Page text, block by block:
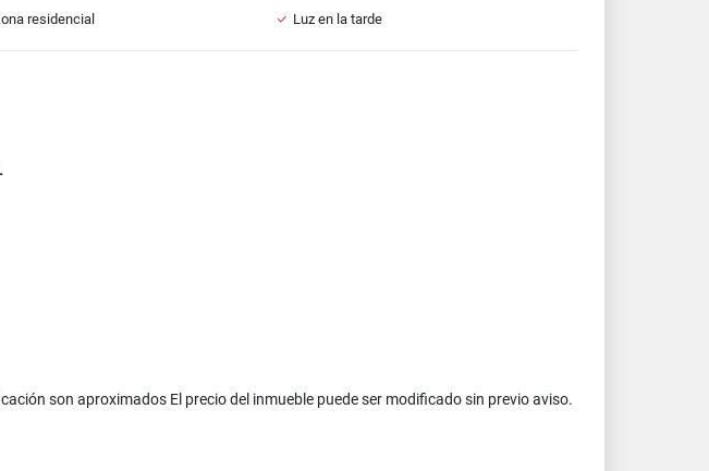
residencial Luz en la tarde
son aproximados El precio del inmueble puede ser modificado sin previo aviso.